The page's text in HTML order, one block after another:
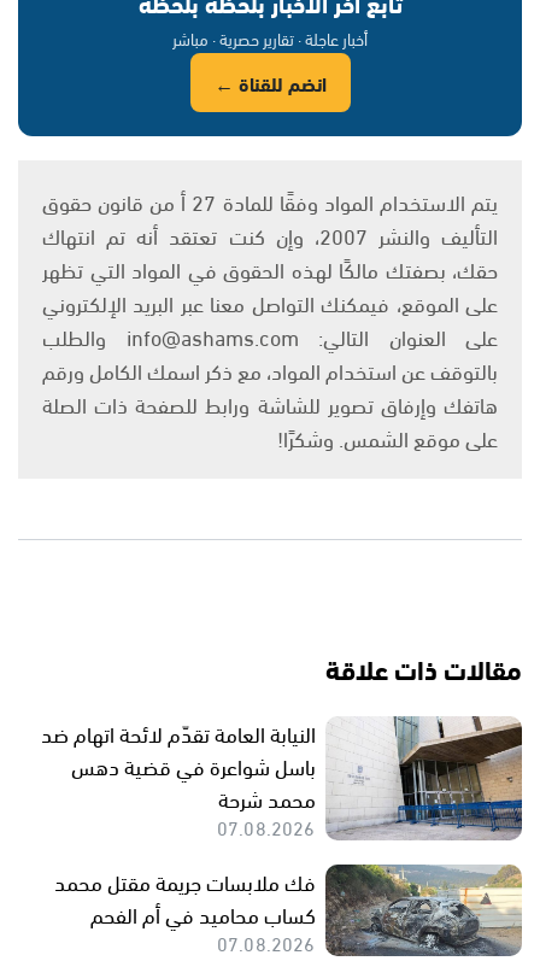
أخبار عاجلة · تقارير حصرية · مباشر
انضم للقناة ←
يتم الاستخدام المواد وفقًا للمادة 27 أ من قانون حقوق
التأليف والنشر 2007، وإن كنت تعتقد أنه تم انتهاك
حقك، بصفتك مالكًا لهذه الحقوق في المواد التي تظهر
على الموقع، فيمكنك التواصل معنا عبر البريد الإلكتروني
على العنوان التالي: info@ashams.com والطلب
بالتوقف عن استخدام المواد، مع ذكر اسمك الكامل ورقم
هاتفك وإرفاق تصوير للشاشة ورابط للصفحة ذات الصلة
على موقع الشمس. وشكرًا!
مقالات ذات علاقة
النيابة العامة تقدّم لائحة اتهام ضد
باسل شواعرة في قضية دهس
محمد شرحة
07.08.2026
فك ملابسات جريمة مقتل محمد
كساب محاميد في أم الفحم
07.08.2026